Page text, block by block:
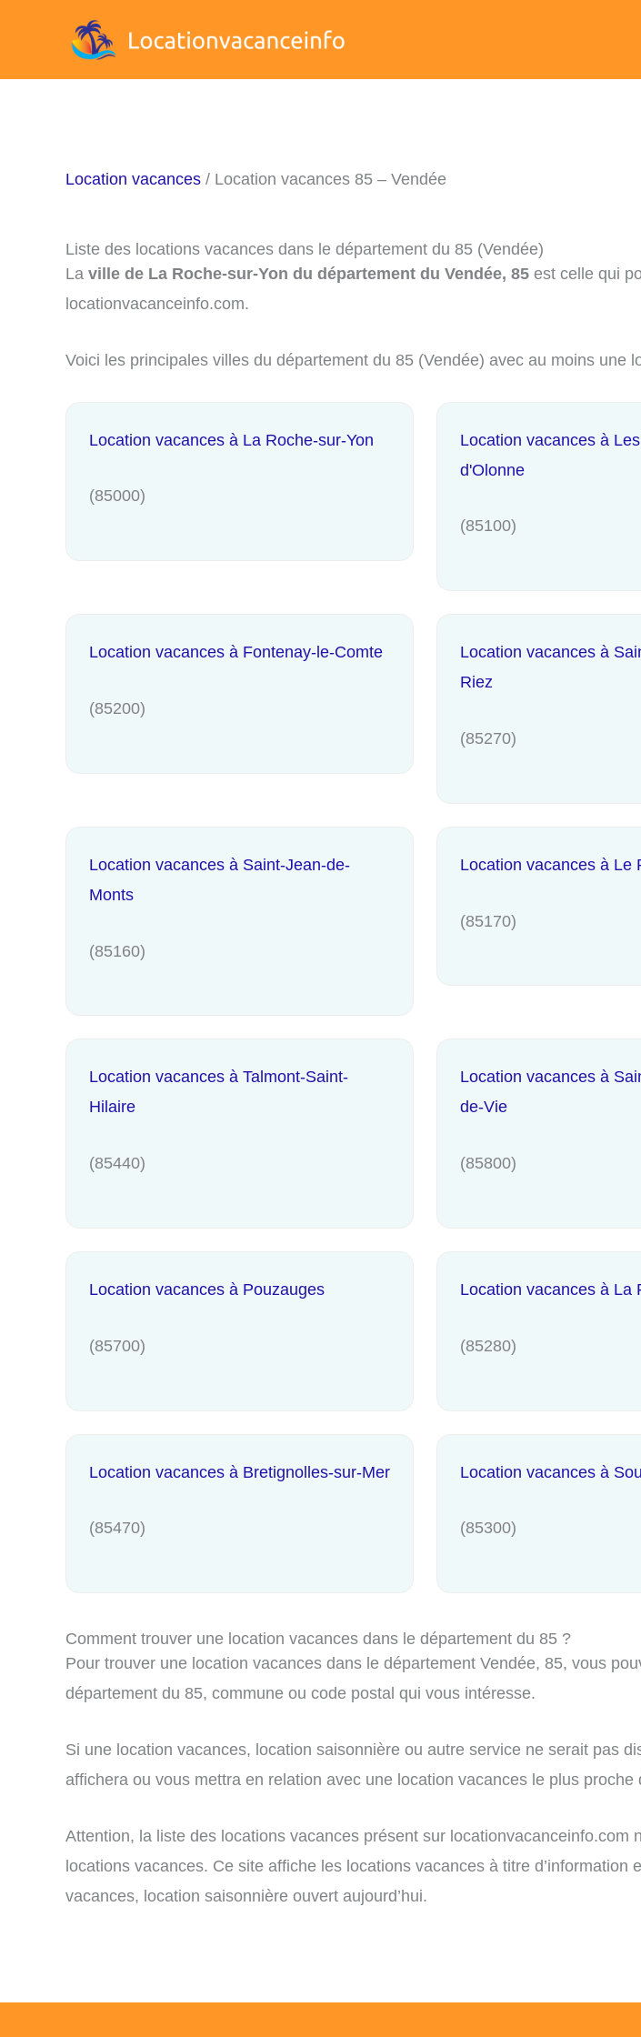
Location vacances / Location vacances 85 – Vendée
Liste des locations vacances dans le département du 85 (Vendée)
La ville de La Roche-sur-Yon du département du Vendée, 85 est celle qui
locationvacanceinfo.com.
Voici les principales villes du département du 85 (Vendée) avec au moins une
Location vacances à La Roche-sur-Yon
(85000)
Location vacances à
d'Olonne
(85100)
Location vacances à Fontenay-le-Comte
(85200)
Location vacances à
Riez
(85270)
Location vacances à Saint-Jean-de-
Monts
(85160)
Location vacances à Le
(85170)
Location vacances à Talmont-Saint-
Hilaire
(85440)
Location vacances à
de-Vie
(85800)
Location vacances à Pouzauges
(85700)
Location vacances à La
(85280)
Location vacances à Bretignolles-sur-Mer
(85470)
Location vacances à
(85300)
Comment trouver une location vacances dans le département du 85 ?
Pour trouver une location vacances dans le département Vendée, 85, vous
département du 85, commune ou code postal qui vous intéresse.
Si une location vacances, location saisonnière ou autre service ne serait pas
affichera ou vous mettra en relation avec une location vacances le plus proche
Attention, la liste des locations vacances présent sur
locations vacances. Ce site affiche les locations vacances à titre
vacances, location saisonnière ouvert aujourd’hui.